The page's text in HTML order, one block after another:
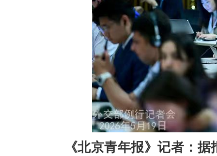
《北京青年报》记者：